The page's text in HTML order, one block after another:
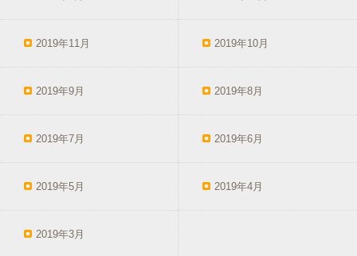
2019年11月 2019年10月
2019年9月 2019年8月
2019年7月 2019年6月
2019年5月 2019年4月
2019年3月